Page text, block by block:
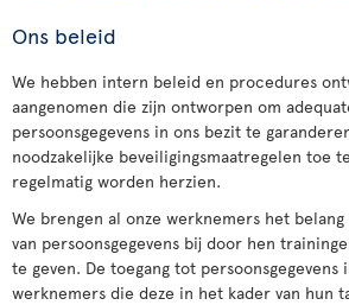
Ons beleid
We hebben intern beleid en procedures
aangenomen die zijn ontworpen om
persoonsgegevens in ons bezit te
noodzakelijke beveiligingsmaatregelen toe
regelmatig worden herzien.
We brengen al onze werknemers het
van persoonsgegevens bij door hen
te geven. De toegang tot
werknemers die deze in het kader van hun